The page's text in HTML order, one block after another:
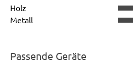
Holz
Metall
Passende Geräte